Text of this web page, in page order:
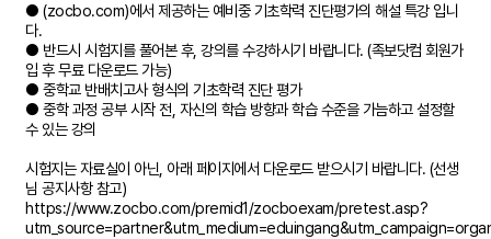
● (zocbo.com)에서 제공하는 예비중 기초학력 진단평가의 해설 특강 입니
다.
● 반드시 시험지를 풀어본 후, 강의를 수강하시기 바랍니다. (족보닷컴 회원가
입 후 무료 다운로드 가능)
● 중학교 반배치고사 형식의 기초학력 진단 평가
● 중학 과정 공부 시작 전, 자신의 학습 방향과 학습 수준을 가늠하고 설정할
수 있는 강의
시험지는 자료실이 아닌, 아래 페이지에서 다운로드 받으시기 바랍니다. (선생
님 공지사항 참고)
https://www.zocbo.com/premid1/zocboexam/pretest.asp?